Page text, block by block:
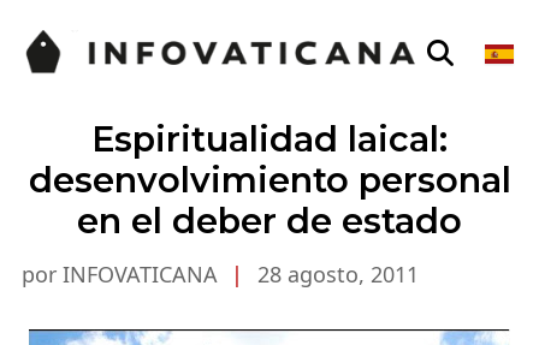
Espiritualidad laical:
desenvolvimiento personal
en el deber de estado
por INFOVATICANA | 28 agosto, 2011